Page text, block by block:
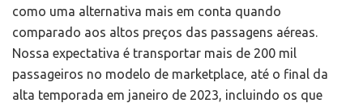
como uma alternativa mais em conta quando
comparado aos altos preços das passagens aéreas.
Nossa expectativa é transportar mais de 200 mil
passageiros no modelo de marketplace, até o final da
alta temporada em janeiro de 2023, incluindo os que